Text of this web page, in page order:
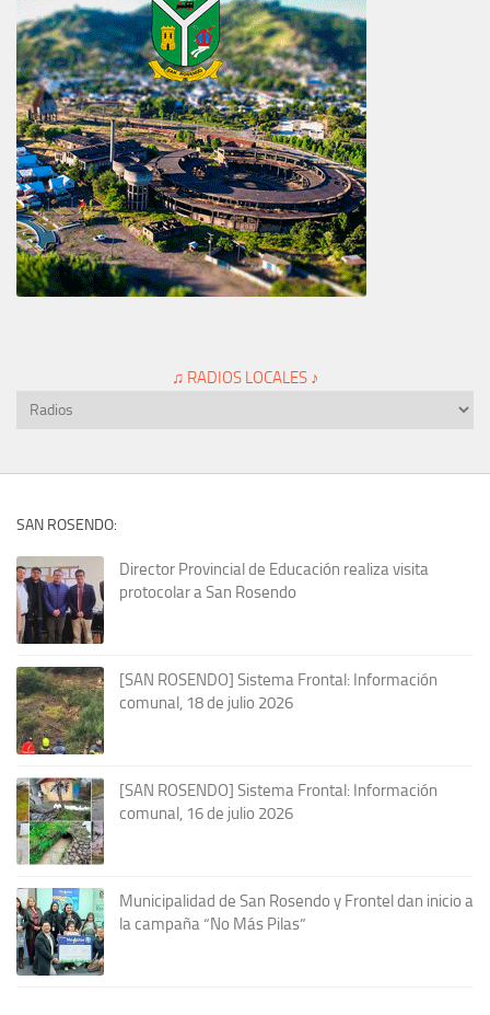
♫ RADIOS LOCALES ♪
SAN ROSENDO:
Director Provincial de Educación realiza visita
protocolar a San Rosendo
[SAN ROSENDO] Sistema Frontal: Información
comunal, 18 de julio 2026
[SAN ROSENDO] Sistema Frontal: Información
comunal, 16 de julio 2026
Municipalidad de San Rosendo y Frontel dan inicio a
la campaña “No Más Pilas”